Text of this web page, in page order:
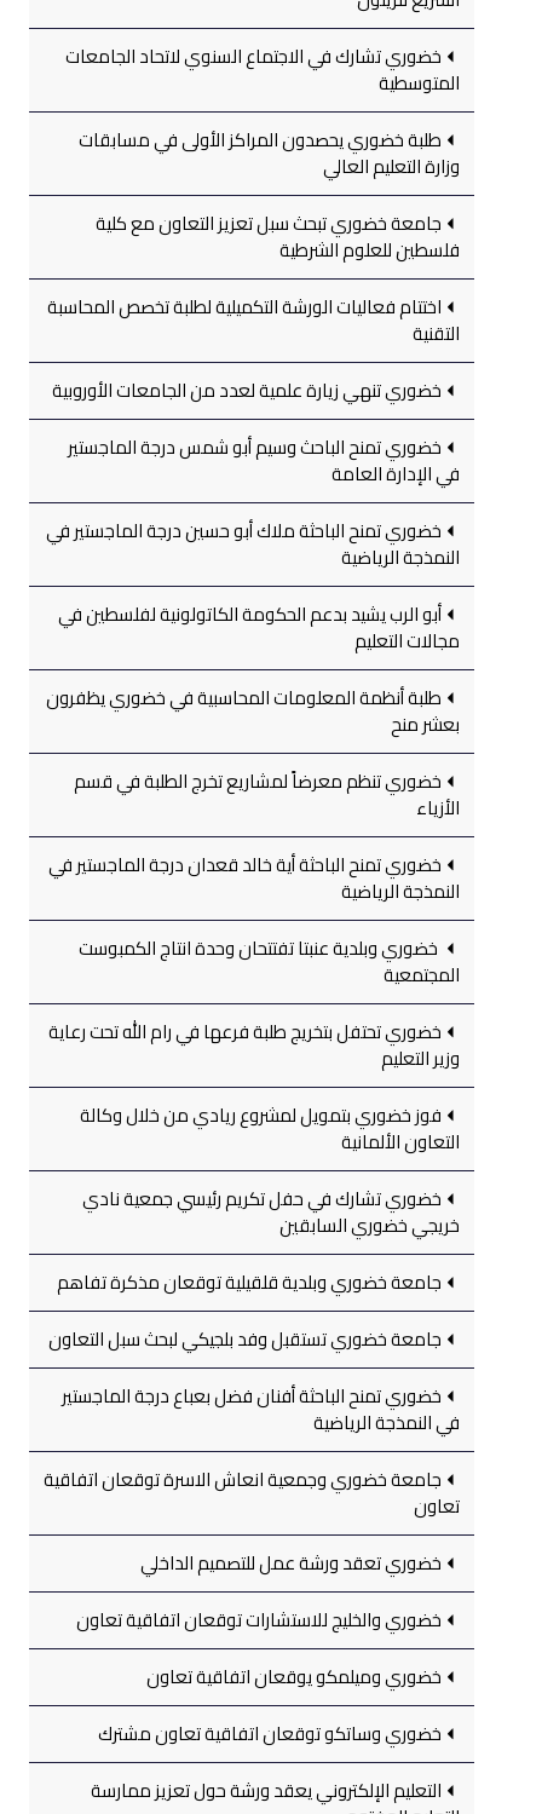
خضوري تشارك في الاجتماع السنوي لاتحاد الجامعات
المتوسطية
طلبة خضوري يحصدون المراكز الأولى في مسابقات
وزارة التعليم العالي
جامعة خضوري تبحث سبل تعزيز التعاون مع كلية
فلسطين للعلوم الشرطية
اختتام فعاليات الورشة التكميلية لطلبة تخصص المحاسبة
التقنية
خضوري تنهي زيارة علمية لعدد من الجامعات الأوروبية
خضوري تمنح الباحث وسيم أبو شمس درجة الماجستير
في الإدارة العامة
خضوري تمنح الباحثة ملاك أبو حسين درجة الماجستير في
النمذجة الرياضية
أبو الرب يشيد بدعم الحكومة الكاتولونية لفلسطين في
مجالات التعليم
طلبة أنظمة المعلومات المحاسبية في خضوري يظفرون
بعشر منح
خضوري تنظم معرضاً لمشاريع تخرج الطلبة في قسم
الأزياء
خضوري تمنح الباحثة أية خالد قعدان درجة الماجستير في
النمذجة الرياضية
خضوري وبلدية عنبتا تفتتحان وحدة انتاج الكمبوست
المجتمعية
خضوري تحتفل بتخريج طلبة فرعها في رام الله تحت رعاية
وزير التعليم
فوز خضوري بتمويل لمشروع ريادي من خلال وكالة
التعاون الألمانية
خضوري تشارك في حفل تكريم رئيسي جمعية نادي
خريجي خضوري السابقين
جامعة خضوري وبلدية قلقيلية توقعان مذكرة تفاهم
جامعة خضوري تستقبل وفد بلجيكي لبحث سبل التعاون
خضوري تمنح الباحثة أفنان فضل بعباع درجة الماجستير
في النمذجة الرياضية
جامعة خضوري وجمعية انعاش الاسرة توقعان اتفاقية
تعاون
خضوري تعقد ورشة عمل للتصميم الداخلي
خضوري والخليج للاستشارات توقعان اتفاقية تعاون
خضوري وميلمكو يوقعان اتفاقية تعاون
خضوري وساتكو توقعان اتفاقية تعاون مشترك
التعليم الإلكتروني يعقد ورشة حول تعزيز ممارسة